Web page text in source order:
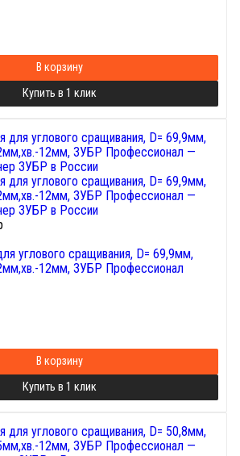
В корзину
Купить в 1 клик
углового сращивания, D= 69,9мм,
12мм, ЗУБР Профессионал
В корзину
Купить в 1 клик